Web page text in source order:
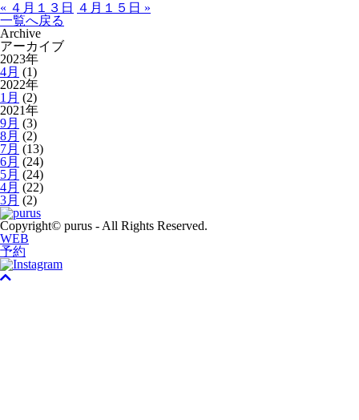
« ４月１３日
４月１５日 »
一覧へ戻る
Archive
アーカイブ
2023年
4月 (1)
2022年
1月 (2)
2021年
9月 (3)
8月 (2)
7月 (13)
6月 (24)
5月 (24)
4月 (22)
3月 (2)
Copyright© purus - All Rights Reserved.
WEB
予約